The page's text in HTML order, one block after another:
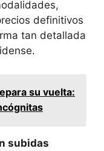
definitivos
tan detallada
su vuelta:
subidas